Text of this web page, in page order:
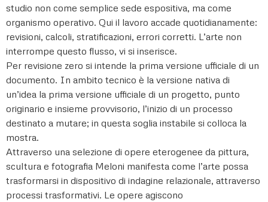
studio non come semplice sede espositiva, ma come
organismo operativo. Qui il lavoro accade quotidianamente:
revisioni, calcoli, stratificazioni, errori corretti. L’arte non
interrompe questo flusso, vi si inserisce.
Per revisione zero si intende la prima versione ufficiale di un
documento. In ambito tecnico è la versione nativa di
un’idea la prima versione ufficiale di un progetto, punto
originario e insieme provvisorio, l’inizio di un processo
destinato a mutare; in questa soglia instabile si colloca la
mostra.
Attraverso una selezione di opere eterogenee da pittura,
scultura e fotografia Meloni manifesta come l’arte possa
trasformarsi in dispositivo di indagine relazionale, attraverso
processi trasformativi. Le opere agiscono